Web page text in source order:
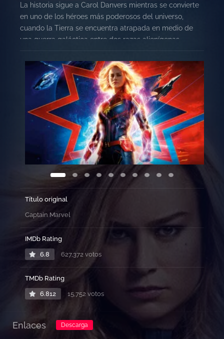
La historia sigue a Carol Danvers mientras se convierte
en uno de los héroes más poderosos del universo,
cuando la Tierra se encuentra atrapada en medio de
una guerra galáctica entre dos razas alienígenas.
nueva de un período de tiempo nunca antes visto en la
historia del Universo Cinematográfico de Marvel.
Título original
Captain Marvel
IMDb Rating
6.8 627,372 votos
TMDb Rating
6.812 15,752 votos
Enlaces Descarga